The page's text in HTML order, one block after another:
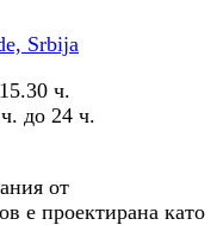
Srbija
ч.
до 24 ч.
от
е проектирана като